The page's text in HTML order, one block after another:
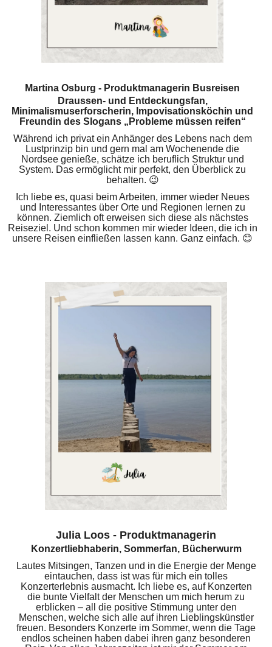
Martina Osburg - Produktmanagerin Busreisen
Draussen- und Entdeckungsfan,
Minimalismuserforscherin, Impovisationsköchin und
Freundin des Slogans „Probleme müssen reifen“
Während ich privat ein Anhänger des Lebens nach dem
Lustprinzip bin und gern mal am Wochenende die
Nordsee genieße, schätze ich beruflich Struktur und
System. Das ermöglicht mir perfekt, den Überblick zu
behalten. 😉
Ich liebe es, quasi beim Arbeiten, immer wieder Neues
und Interessantes über Orte und Regionen lernen zu
können. Ziemlich oft erweisen sich diese als nächstes
Reiseziel. Und schon kommen mir wieder Ideen, die ich in
unsere Reisen einfließen lassen kann. Ganz einfach. 😊
Julia Loos - Produktmanagerin
Konzertliebhaberin, Sommerfan, Bücherwurm
Lautes Mitsingen, Tanzen und in die Energie der Menge
eintauchen, dass ist was für mich ein tolles
Konzerterlebnis ausmacht. Ich liebe es, auf Konzerten
die bunte Vielfalt der Menschen um mich herum zu
erblicken – all die positive Stimmung unter den
Menschen, welche sich alle auf ihren Lieblingskünstler
freuen. Besonders Konzerte im Sommer, wenn die Tage
endlos scheinen haben dabei ihren ganz besonderen